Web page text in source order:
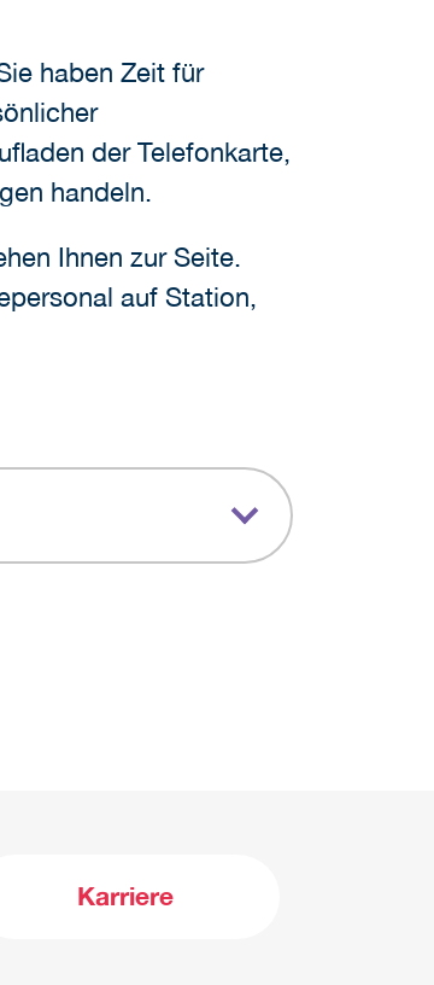
haben Zeit für
der Telefonkarte,
handeln.
Ihnen zur Seite.
auf Station,
Karriere